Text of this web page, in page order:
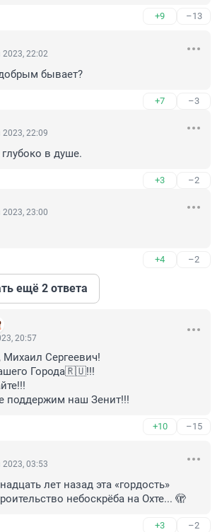
+9 –13
22:02
бывает?
+7 –3
22:09
глубоко в душе.
+3 –2
23:00
+4 –2
ещё 2 ответа
20:57
Сергеевич!
Города🇷🇺!!!
поддержим наш Зенит!!!
+10 –15
03:53
лет назад эта «гордость»
небоскрёба на Охте... 🫣
+3 –2